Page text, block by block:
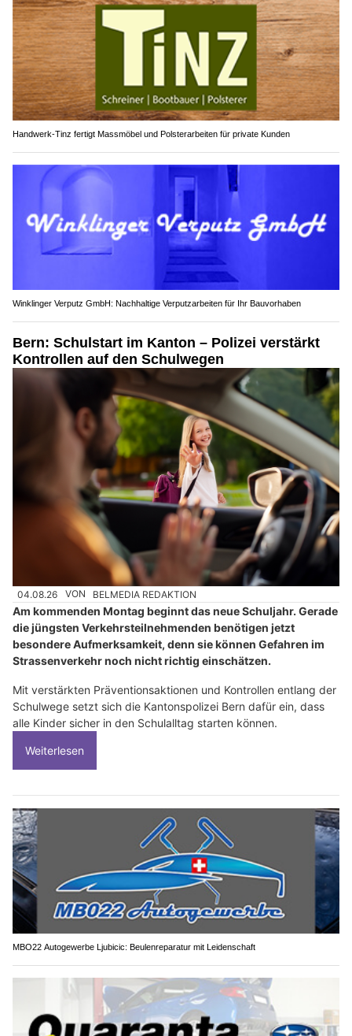
Handwerk-Tinz fertigt Massmöbel und Polsterarbeiten für private Kunden
Winklinger Verputz GmbH: Nachhaltige Verputzarbeiten für Ihr Bauvorhaben
Bern: Schulstart im Kanton – Polizei verstärkt
Kontrollen auf den Schulwegen
04.08.26 VON BELMEDIA REDAKTION
Am kommenden Montag beginnt das neue Schuljahr. Gerade
die jüngsten Verkehrsteilnehmenden benötigen jetzt
besondere Aufmerksamkeit, denn sie können Gefahren im
Strassenverkehr noch nicht richtig einschätzen.
Mit verstärkten Präventionsaktionen und Kontrollen entlang der
Schulwege setzt sich die Kantonspolizei Bern dafür ein, dass
alle Kinder sicher in den Schulalltag starten können.
Weiterlesen
MBO22 Autogewerbe Ljubicic: Beulenreparatur mit Leidenschaft